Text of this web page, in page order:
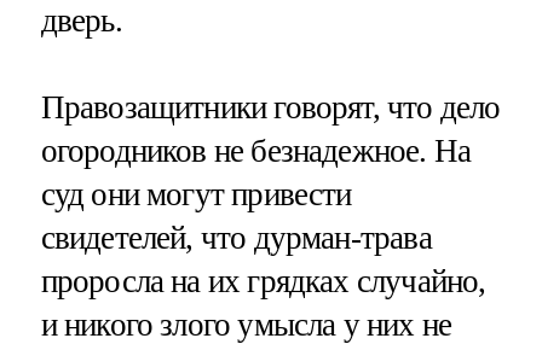
дверь.
Правозащитники говорят, что дело
огородников не безнадежное. На
суд они могут привести
свидетелей, что дурман-трава
проросла на их грядках случайно,
и никого злого умысла у них не